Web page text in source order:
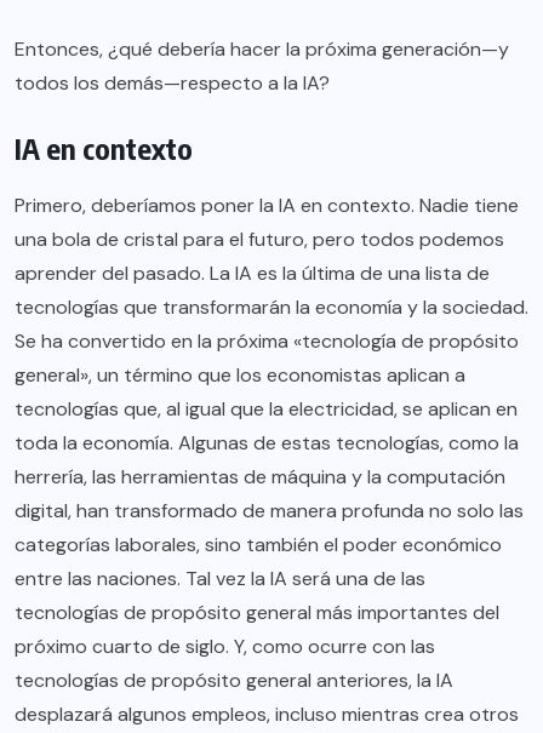
Entonces, ¿qué debería hacer la próxima generación—y
todos los demás—respecto a la IA?
IA en contexto
Primero, deberíamos poner la IA en contexto. Nadie tiene
una bola de cristal para el futuro, pero todos podemos
aprender del pasado. La IA es la última de una lista de
tecnologías que transformarán la economía y la sociedad.
Se ha convertido en la próxima «tecnología de propósito
general», un término que los economistas aplican a
tecnologías que, al igual que la electricidad, se aplican en
toda la economía. Algunas de estas tecnologías, como la
herrería, las herramientas de máquina y la computación
digital, han transformado de manera profunda no solo las
categorías laborales, sino también el poder económico
entre las naciones. Tal vez la IA será una de las
tecnologías de propósito general más importantes del
próximo cuarto de siglo. Y, como ocurre con las
tecnologías de propósito general anteriores, la IA
desplazará algunos empleos, incluso mientras crea otros